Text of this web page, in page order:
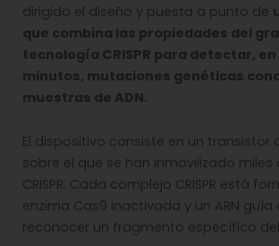
dirigido el diseño y puesta a punto de
que combina las propiedades del
tecnología CRISPR para detectar,
minutos, mutaciones genéticas
muestras de ADN.
El dispositivo consiste en un transistor
sobre el que se han inmovilizado
CRISPR. Cada complejo CRISPR está
enzima Cas9 inactivada y un ARN
reconocer un fragmento específico del